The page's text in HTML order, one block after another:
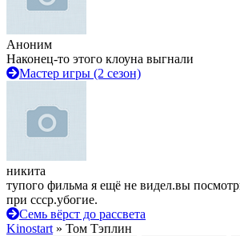
Аноним
Наконец-то этого клоуна выгнали
Мастер игры (2 сезон)
никита
тупого фильма я ещё не видел.вы
при ссср.убогие.
Семь вёрст до рассвета
Kinostart » Том Тэплин